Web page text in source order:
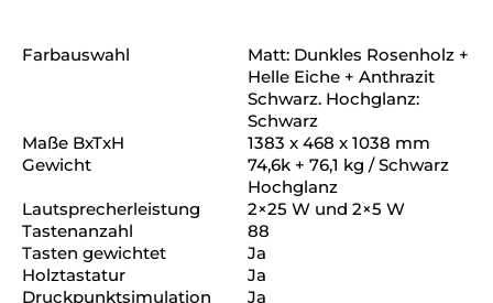
Farbauswahl
Matt: Dunkles Rosenholz +
Helle Eiche + Anthrazit
Schwarz. Hochglanz:
Schwarz
Maße BxTxH
1383 x 468 x 1038 mm
Gewicht
74,6k + 76,1 kg / Schwarz
Hochglanz
Lautsprecherleistung
2×25 W und 2×5 W
Tastenanzahl
88
Tasten gewichtet
Ja
Holztastatur
Ja
Druckpunktsimulation
Ja